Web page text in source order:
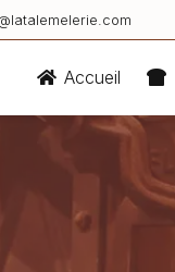
Accueil